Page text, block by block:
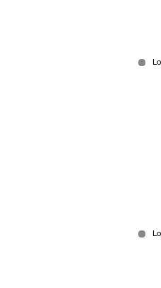
റിയാസിനെ